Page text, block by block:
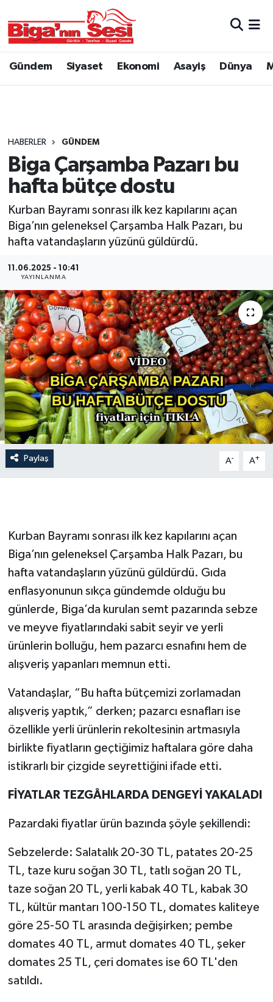
Gündem Siyaset Ekonomi Asayiş Dünya
HABERLER GÜNDEM
Biga Çarşamba Pazarı bu
hafta bütçe dostu
Kurban Bayramı sonrası ilk kez kapılarını açan
Biga’nın geleneksel Çarşamba Halk Pazarı, bu
hafta vatandaşların yüzünü güldürdü.
11.06.2025 - 10:41
YAYINLANMA
Paylaş A- A+
Kurban Bayramı sonrası ilk kez kapılarını açan
Biga’nın geleneksel Çarşamba Halk Pazarı, bu
hafta vatandaşların yüzünü güldürdü. Gıda
enflasyonunun sıkça gündemde olduğu bu
günlerde, Biga’da kurulan semt pazarında sebze
ve meyve fiyatlarındaki sabit seyir ve yerli
ürünlerin bolluğu, hem pazarcı esnafını hem de
alışveriş yapanları memnun etti.
Vatandaşlar, “Bu hafta bütçemizi zorlamadan
alışveriş yaptık,” derken; pazarcı esnafları ise
özellikle yerli ürünlerin rekoltesinin artmasıyla
birlikte fiyatların geçtiğimiz haftalara göre daha
istikrarlı bir çizgide seyrettiğini ifade etti.
FİYATLAR TEZGÂHLARDA DENGEYİ YAKALADI
Pazardaki fiyatlar ürün bazında şöyle şekillendi:
Sebzelerde: Salatalık 20-30 TL, patates 20-25
TL, taze kuru soğan 30 TL, tatlı soğan 20 TL,
taze soğan 20 TL, yerli kabak 40 TL, kabak 30
TL, kültür mantarı 100-150 TL, domates kaliteye
göre 25-50 TL arasında değişirken; pembe
domates 40 TL, armut domates 40 TL, şeker
domates 25 TL, çeri domates ise 60 TL'den
satıldı.
Asayiş
Belediye
Dünya
Ekonomi
Genel
Gündem
Hava Durumu
İlan
Kültür Sanat
Magazin
Otomobil
Sağlık
Siyaset
Spor
Teknoloji
Ulusal
Yaşam
Çanakkale Hava Durumu
Tüm Manşetler
Son Dakika Haberleri